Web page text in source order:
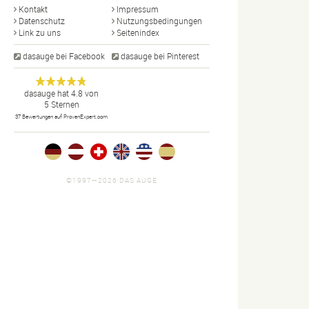
Kontakt
Impressum
Datenschutz
Nutzungsbedingungen
Link zu uns
Seitenindex
dasauge bei Facebook dasauge bei Pinterest
dasauge
Designer,
Fotografen,
Agenturen,
Portfolios
und Jobs.
Anonym
dasauge hat4.8 von
5 Sternen
37 Bewertungen auf ProvenExpert.com
©1997—2026 DAS AUGE